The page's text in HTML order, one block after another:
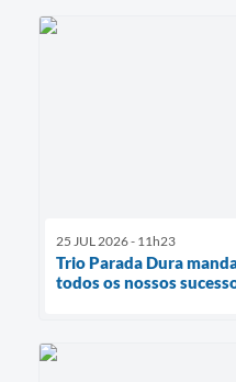
25 JUL 2026 - 11h23
Trio Parada Dura
todos os nossos